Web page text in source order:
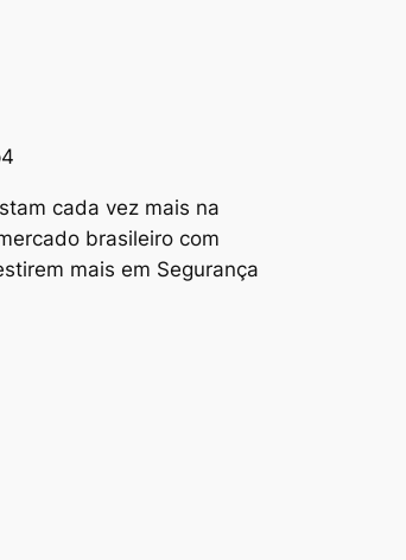
cada vez mais na
brasileiro com
mais em Segurança